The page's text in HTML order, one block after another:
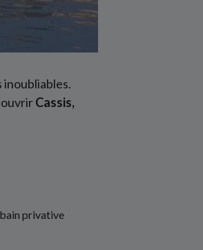
inoubliables.
Cassis,
privative